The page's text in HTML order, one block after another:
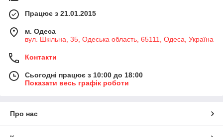
Працює з 21.01.2015
м. Одеса
вул. Шкільна, 35, Одеська область, 65111, Одеса, Україна
Контакти
Сьогодні працює з 10:00 до 18:00
Показати весь графік роботи
Про нас